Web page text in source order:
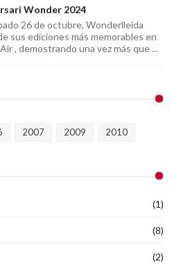
Wonder 2024
26 de octubre, Wonderlleida
sus ediciones más memorables en
, demostrando una vez más que ...
2007 2009 2010
(1)
(8)
(2)